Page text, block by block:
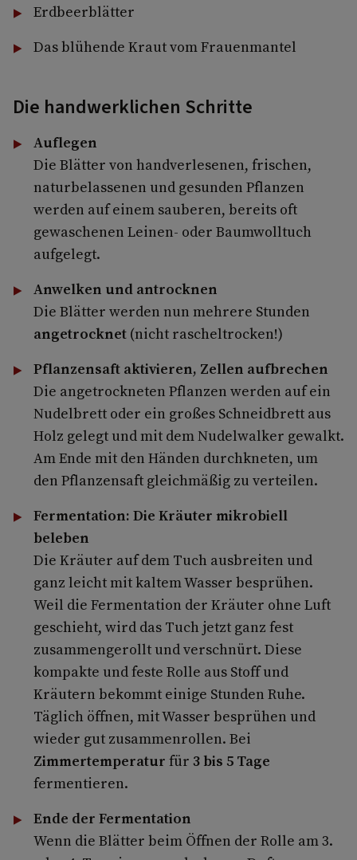
Erdbeerblätter
Das blühende Kraut vom Frauenmantel
Die handwerklichen Schritte
Auflegen
Die Blätter von handverlesenen, frischen,
naturbelassenen und gesunden Pflanzen
werden auf einem sauberen, bereits oft
gewaschenen Leinen- oder Baumwolltuch
aufgelegt.
Anwelken und antrocknen
Die Blätter werden nun mehrere Stunden
angetrocknet(nicht rascheltrocken!)
Pflanzensaft aktivieren, Zellen aufbrechen
Die angetrockneten Pflanzen werden auf ein
Nudelbrett oder ein großes Schneidbrett aus
Holz gelegt und mit dem Nudelwalker gewalkt.
Am Ende mit den Händen durchkneten, um
den Pflanzensaft gleichmäßig zu verteilen.
Fermentation: Die Kräuter mikrobiell
beleben
Die Kräuter auf dem Tuch ausbreiten und
ganz leicht mit kaltem Wasser besprühen.
Weil die Fermentation der Kräuter ohne Luft
geschieht, wird das Tuch jetzt ganz fest
zusammengerollt und verschnürt. Diese
kompakte und feste Rolle aus Stoff und
Kräutern bekommt einige Stunden Ruhe.
Täglich öffnen, mit Wasser besprühen und
wieder gut zusammenrollen. Bei
Zimmertemperatur für 3 bis 5 Tage
fermentieren.
Ende der Fermentation
Wenn die Blätter beim Öffnen der Rolle am 3.